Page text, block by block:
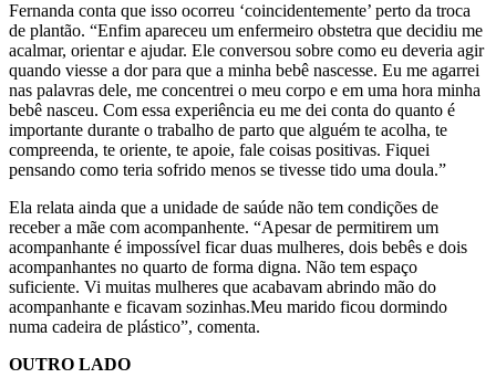
Fernanda conta que isso ocorreu ‘coincidentemente’ perto da troca
de plantão. “Enfim apareceu um enfermeiro obstetra que decidiu me
acalmar, orientar e ajudar. Ele conversou sobre como eu deveria agir
quando viesse a dor para que a minha bebê nascesse. Eu me agarrei
nas palavras dele, me concentrei o meu corpo e em uma hora minha
bebê nasceu. Com essa experiência eu me dei conta do quanto é
importante durante o trabalho de parto que alguém te acolha, te
compreenda, te oriente, te apoie, fale coisas positivas. Fiquei
pensando como teria sofrido menos se tivesse tido uma doula.”
Ela relata ainda que a unidade de saúde não tem condições de
receber a mãe com acompanhente. “Apesar de permitirem um
acompanhante é impossível ficar duas mulheres, dois bebês e dois
acompanhantes no quarto de forma digna. Não tem espaço
suficiente. Vi muitas mulheres que acabavam abrindo mão do
acompanhante e ficavam sozinhas.Meu marido ficou dormindo
numa cadeira de plástico”, comenta.
OUTRO LADO